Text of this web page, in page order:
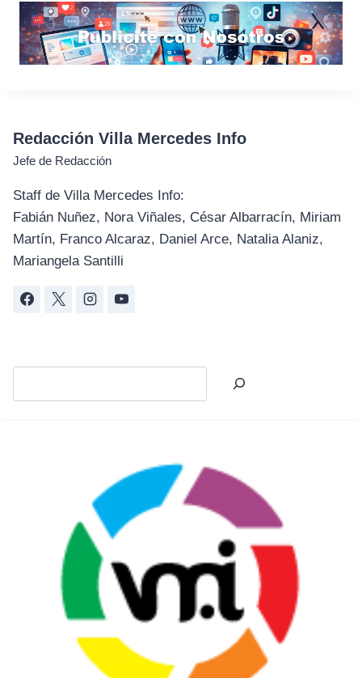
Redacción Villa Mercedes Info
Jefe de Redacción
Staff de Villa Mercedes Info:
Fabián Nuñez, Nora Viñales, César Albarracín, Miriam
Martín, Franco Alcaraz, Daniel Arce, Natalia Alaniz,
Mariangela Santilli